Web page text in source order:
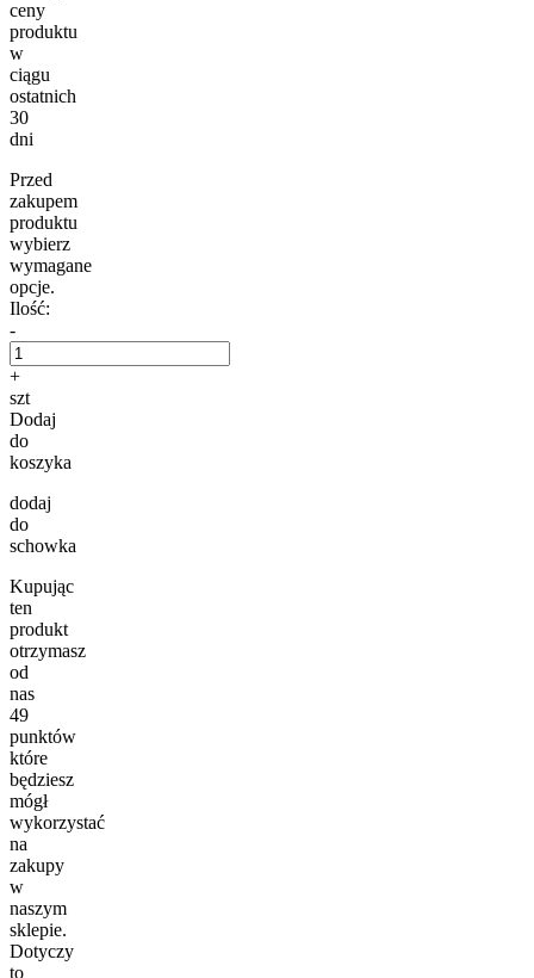
ceny
produktu
w
ciągu
ostatnich
30
dni
Przed
zakupem
produktu
wybierz
wymagane
opcje.
Ilość:
-
+
szt
Dodaj
do
koszyka
dodaj
do
schowka
Kupując
ten
produkt
otrzymasz
od
nas
49
punktów
które
będziesz
mógł
wykorzystać
na
zakupy
w
naszym
sklepie.
Dotyczy
to